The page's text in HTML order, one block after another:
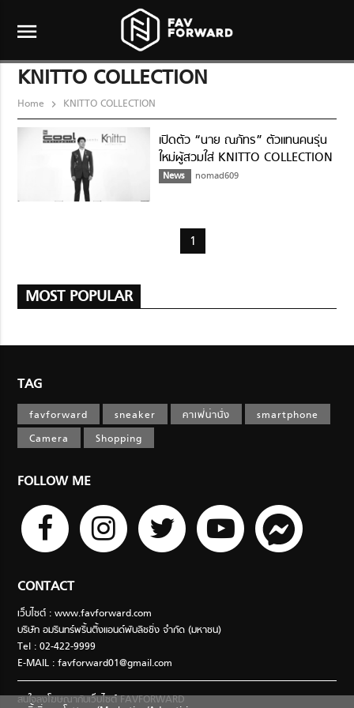
menu
KNITTO COLLECTION
Home KNITTO COLLECTION
เปิดตัว “นาย ณภัทร” ตัวแทนคนรุ่น
ใหม่ผู้สวมใส่ KNITTO COLLECTION
News nomad609
1
MOST POPULAR
TAG
favforward sneaker คาเฟ่น่านั่ง
smartphone
Camera
Shopping
FOLLOW ME
CONTACT
เว็บไซต์ : www.favforward.com
บริษัท อมรินทร์พริ้นติ้งแอนด์พับลิชชิ่ง จำกัด (มหาชน)
Tel : 02-422-9999
E-MAIL :favforward01@gmail.com
สนใจลงโฆษณากับเว็บไซต์ FAVFORWARD